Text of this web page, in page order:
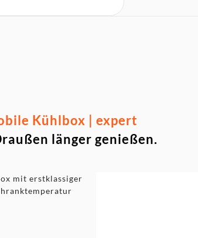
Kühlbox | expert
länger genießen.
mit erstklassiger